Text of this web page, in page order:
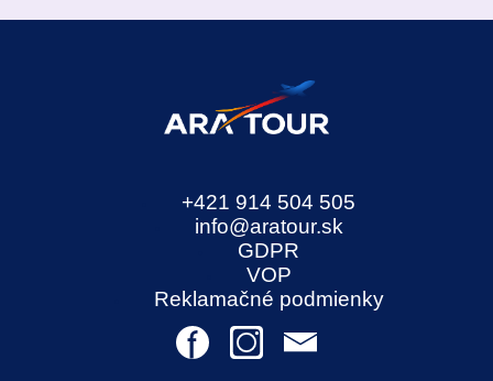
+421 914 504 505
info@aratour.sk
GDPR
VOP
Reklamačné podmienky